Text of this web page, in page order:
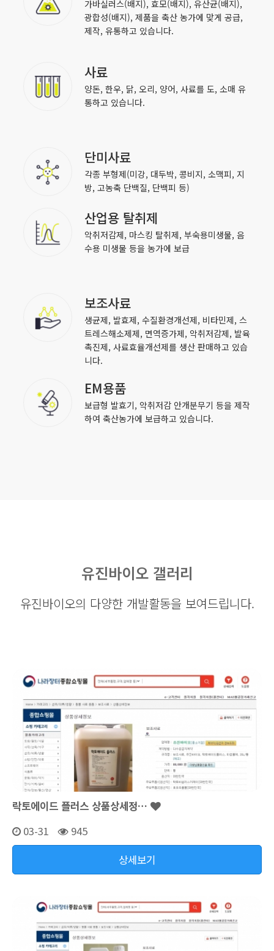
가바실러스(배지), 효모(배지), 유산균(배지),
광합성(배지), 제품을 축산 농가에 맞게 공급,
제작, 유통하고 있습니다.
사료
양돈, 한우, 닭, 오리, 양어, 사료를 도, 소매 유
통하고 있습니다.
단미사료
각종 부형제(미강, 대두박, 콩비지, 소맥피, 지
방, 고농축 단백질, 단백피 등)
산업용 탈취제
악취저감제, 마스킹 탈취제, 부숙용미생물, 음
수용 미생물 등을 농가에 보급
보조사료
생균제, 발효제, 수질환경개선제, 비타민제, 스
트레스해소제제, 면역증가제, 악취저감제, 발육
촉진제, 사료효율개선제를 생산 판매하고 있습
니다.
EM용품
보급형 발효기, 악취저감 안개분무기 등을 제작
하여 축산농가에 보급하고 있습니다.
유진바이오 갤러리
유진바이오의 다양한 개발활동을 보여드립니다.
락토에이드 플러스 상품상세정…
03-31
945
상세보기